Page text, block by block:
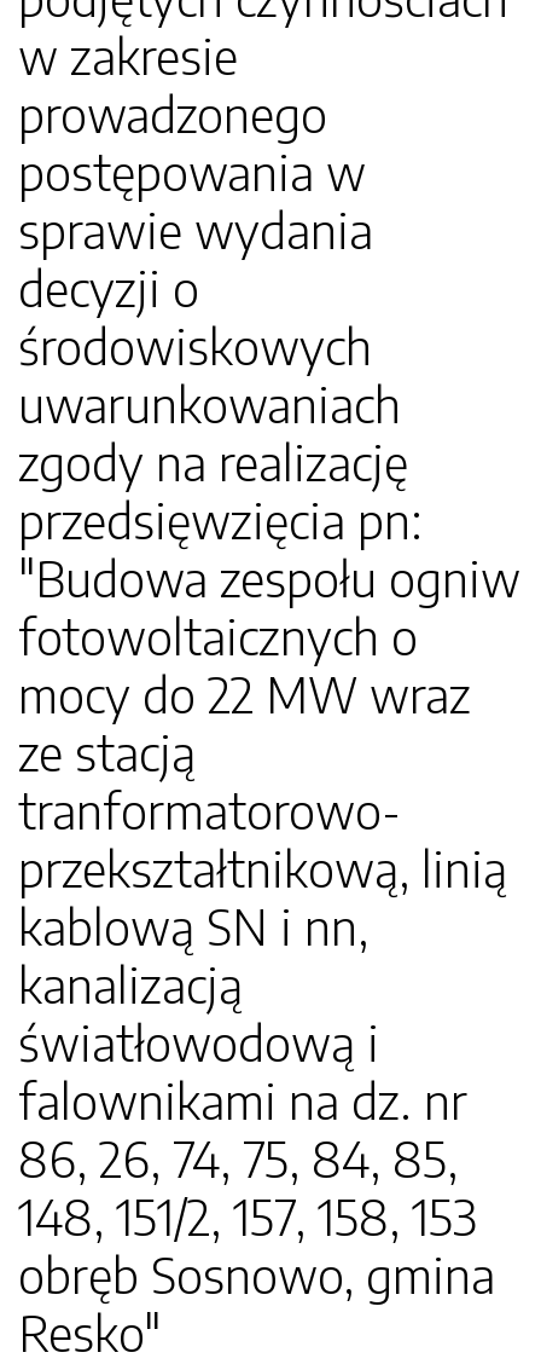
w zakresie
prowadzonego
postępowania w
sprawie wydania
decyzji o
środowiskowych
uwarunkowaniach
zgody na realizację
przedsięwzięcia pn:
"Budowa zespołu ogniw
fotowoltaicznych o
mocy do 22 MW wraz
ze stacją
tranformatorowo-
przekształtnikową, linią
kablową SN i nn,
kanalizacją
światłowodową i
falownikami na dz. nr
86, 26, 74, 75, 84, 85,
148, 151/2, 157, 158, 153
obręb Sosnowo, gmina
Resko"